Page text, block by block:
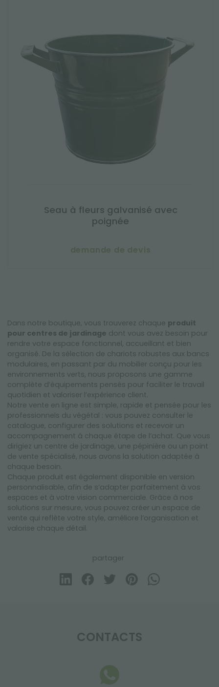
Seau à fleurs galvanisé avec
poignée
demande de devis
Dans notre boutique, vous trouverez chaque produit
pour centres de jardinage dont vous avez besoin pour
rendre votre espace fonctionnel, accueillant et bien
organisé. De la sélection de chariots robustes aux bancs
modulaires, en passant par du mobilier conçu pour les
environnements verts, nous proposons une gamme
complète d’équipements pensés pour faciliter le travail
quotidien et valoriser l’expérience client.
Notre vente en ligne est simple, rapide et pensée pour les
professionnels du végétal : vous pouvez consulter le
catalogue, configurer des solutions et recevoir un
accompagnement à chaque étape de l’achat. Que vous
dirigiez un centre de jardinage, une pépinière ou un point
de vente spécialisé, nous avons la solution adaptée à
chaque besoin.
Chaque produit est également disponible en version
personnalisable, afin de s’adapter parfaitement à vos
espaces et à votre vision commerciale. Grâce à nos
solutions sur mesure, vous pouvez créer un espace de
vente qui reflète votre style, améliore l’organisation et
valorise chaque détail.
partager
CONTACTS